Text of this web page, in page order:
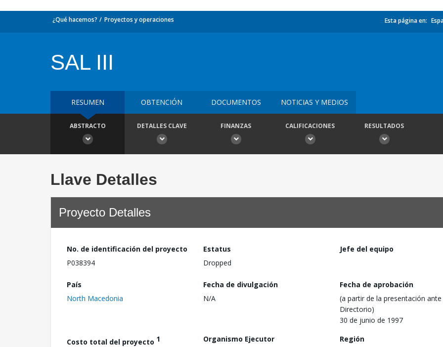
¿Qué hacemos? Proyectos y operaciones Esta página en:
SAL III
RESUMEN OBTENCIÓN DOCUMENTOS NOTICIAS Y MEDIOS
ABSTRACTO DETALLES CLAVE FINANZAS CALIFICACIONES RESULTADOS
Llave Detalles
Proyecto Detalles
No. de identificación del proyecto
P038394
Estatus
Dropped
Jefe del equipo
País
North Macedonia
Fecha de divulgación
N/A
Fecha de aprobación
(a partir de la presentación ante
Directorio)
30 de junio de 1997
Costo total del proyecto 1
Organismo Ejecutor
Región